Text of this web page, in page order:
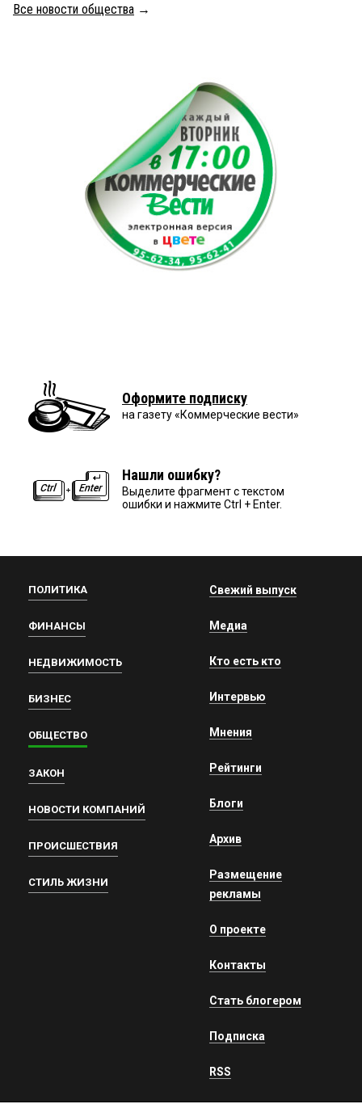
Все новости общества →
Оформите подписку
на газету «Коммерческие вести»
Нашли ошибку?
Выделите фрагмент с текстом
ошибки и нажмите Ctrl + Enter.
ПОЛИТИКА
ФИНАНСЫ
НЕДВИЖИМОСТЬ
БИЗНЕС
ОБЩЕСТВО
ЗАКОН
НОВОСТИ КОМПАНИЙ
ПРОИСШЕСТВИЯ
СТИЛЬ ЖИЗНИ
Свежий выпуск
Медиа
Кто есть кто
Интервью
Мнения
Рейтинги
Блоги
Архив
Размещение
рекламы
О проекте
Контакты
Стать блогером
Подписка
RSS